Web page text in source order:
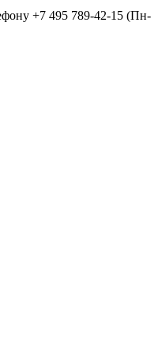
+7 495 789-42-15 (Пн-